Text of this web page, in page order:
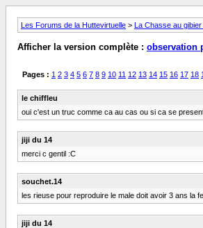
Les Forums de la Huttevirtuelle > La Chasse au gibier
Afficher la version complète : observation
Pages : 1 2 3 4 5 6 7 8 9 10 11 12 13 14 15 16 17 18
le chiffleu
oui c'est un truc comme ca au cas ou si ca se
jiji du 14
merci c gentil :C
souchet.14
les rieuse pour reproduire le male doit avoir 3 ans la
jiji du 14